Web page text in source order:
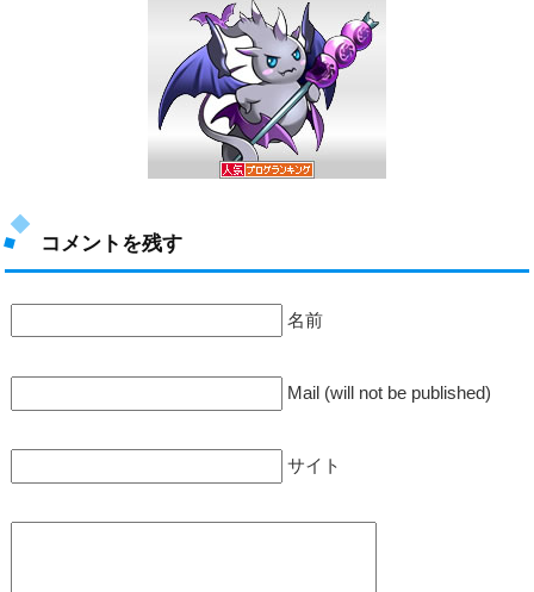
コメントを残す
名前
Mail (will not be published)
サイト